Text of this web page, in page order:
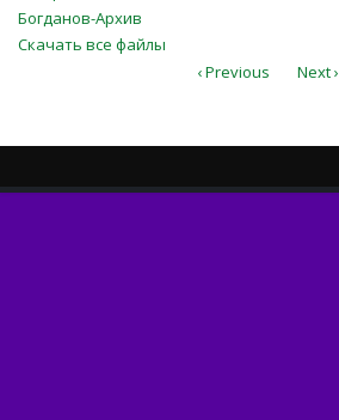
Богданов-Архив
Скачать все файлы
‹ Previous Next ›